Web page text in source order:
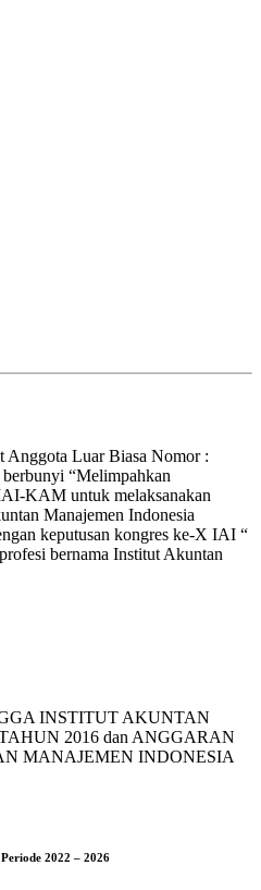
Anggota Luar Biasa Nomor :
“Melimpahkan
KAM untuk melaksanakan
Manajemen Indonesia
keputusan kongres ke-X IAI “
bernama Institut Akuntan
INSTITUT AKUNTAN
2016 dan ANGGARAN
MANAJEMEN INDONESIA
2022 – 2026